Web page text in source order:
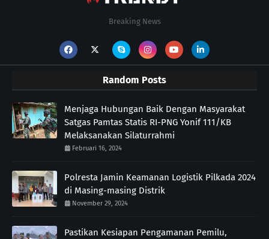
Breaking News
Random Posts
Menjaga Hubungan Baik Dengan Masyarakat
Satgas Pamtas Statis RI-PNG Yonif 111/KB
Melaksanakan Silaturrahmi
Februari 16, 2024
Polresta Jamin Keamanan Logistik Pilkada 2024
di Masing-masing Distrik
November 29, 2024
Pastikan Kesiapan Pengamanan Pemilu,